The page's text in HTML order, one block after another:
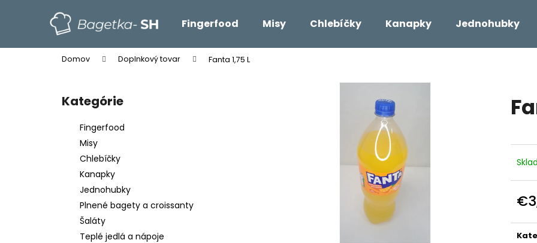
Fingerfood Misy Chlebíčky Kanapky Jednohubky
Domov Doplnkový tovar Fanta 1,75 L
Preskočiť
kategórie
Kategórie
Fingerfood
Misy
Chlebíčky
Kanapky
Jednohubky
Plnené bagety a croissanty
Šaláty
Teplé jedlá a nápoje
í
Späť
do
obchodu
Späť
do
obchodu
Odporúčame